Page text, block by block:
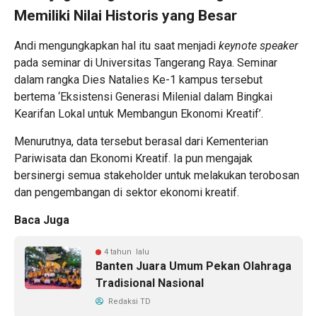
Memiliki Nilai Historis yang Besar
Andi mengungkapkan hal itu saat menjadi keynote speaker
pada seminar di Universitas Tangerang Raya. Seminar
dalam rangka Dies Natalies Ke-1 kampus tersebut
bertema ‘Eksistensi Generasi Milenial dalam Bingkai
Kearifan Lokal untuk Membangun Ekonomi Kreatif’.
Menurutnya, data tersebut berasal dari Kementerian
Pariwisata dan Ekonomi Kreatif. Ia pun mengajak
bersinergi semua stakeholder untuk melakukan terobosan
dan pengembangan di sektor ekonomi kreatif.
Baca Juga
4 tahun lalu
Banten Juara Umum Pekan Olahraga
Tradisional Nasional
Redaksi TD